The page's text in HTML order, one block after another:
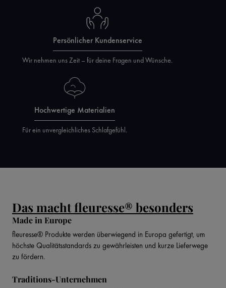
Persönlicher Kundenservice
Wir nehmen uns Zeit – für deine Fragen und Wünsche.
Hochwertige Materialien
Für ein unvergleichliches Schlafgefühl.
Das macht fleuresse® besonders
Made in Europe
fleuresse® Produkte werden überwiegend in Europa gefertigt, um
höchste Qualitätsstandards zu gewährleisten und kurze Lieferwege
zu fördern.
Traditions-Unternehmen